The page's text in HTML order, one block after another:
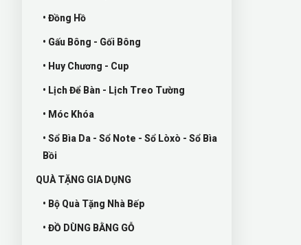
• Đồng Hồ
• Gấu Bông - Gối Bông
• Huy Chương - Cup
• Lịch Để Bàn - Lịch Treo Tường
• Móc Khóa
• Sổ Bìa Da - Sổ Note - Sổ Lòxò - Sổ Bìa
Bồi
QUÀ TẶNG GIA DỤNG
• Bộ Quà Tặng Nhà Bếp
• ĐỒ DÙNG BẰNG GỖ